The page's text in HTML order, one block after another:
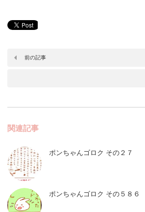
前の記事
関連記事
ポンちゃんゴロク その２７
ポンちゃんゴロク その５８６